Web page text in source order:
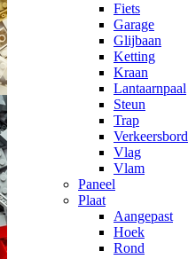
Fiets
Garage
Glijbaan
Ketting
Kraan
Lantaarnpaal
Steun
Trap
Verkeersbord
Vlag
Vlam
Paneel
Plaat
Aangepast
Hoek
Rond